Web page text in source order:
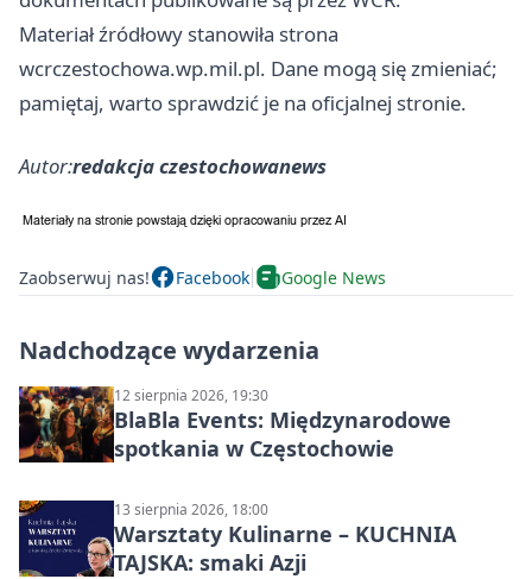
Materiał źródłowy stanowiła strona
wcrczestochowa.wp.mil.pl. Dane mogą się zmieniać;
pamiętaj, warto sprawdzić je na oficjalnej stronie.
Autor:redakcja czestochowanews
Zaobserwuj nas! Facebook Google News
Nadchodzące wydarzenia
12 sierpnia 2026, 19:30
BlaBla Events: Międzynarodowe
spotkania w Częstochowie
13 sierpnia 2026, 18:00
Warsztaty Kulinarne – KUCHNIA
TAJSKA: smaki Azji